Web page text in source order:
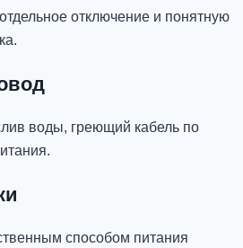
отключение и понятную
воды, греющий кабель по
способом питания